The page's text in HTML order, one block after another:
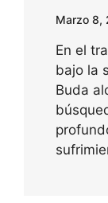
Marzo 8,
En el
bajo la
Buda